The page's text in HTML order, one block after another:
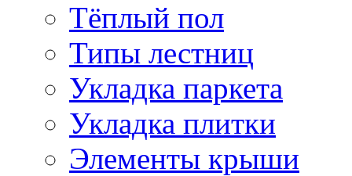
Тёплый пол
Типы лестниц
Укладка паркета
Укладка плитки
Элементы крыши